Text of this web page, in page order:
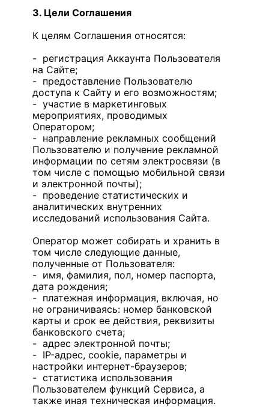
3. Цели Соглашения
К целям Соглашения относятся:
- регистрация Аккаунта Пользователя
на Сайте;
- предоставление Пользователю
доступа к Сайту и его возможностям;
- участие в маркетинговых
мероприятиях, проводимых
Оператором;
- направление рекламных сообщений
Пользователю и получение рекламной
информации по сетям электросвязи (в
том числе с помощью мобильной связи
и электронной почты);
- проведение статистических и
аналитических внутренних
исследований использования Сайта.
Оператор может собирать и хранить в
том числе следующие данные,
полученные от Пользователя:
- имя, фамилия, пол, номер паспорта,
дата рождения;
- платежная информация, включая, но
не ограничиваясь: номер банковской
карты и срок ее действия, реквизиты
банковского счета;
- адрес электронной почты;
- IP-адрес, cookie, параметры и
настройки интернет-браузеров;
- статистика использования
Пользователем функций Сервиса, а
также иная техническая информация.